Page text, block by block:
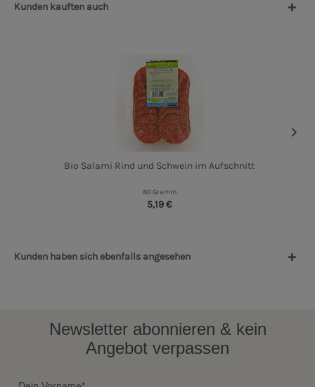
Kunden kauften auch
Bio Salami Rind und Schwein im Aufschnitt
80 Gramm
5,19 €
Kunden haben sich ebenfalls angesehen
Newsletter abonnieren & kein
Angebot verpassen